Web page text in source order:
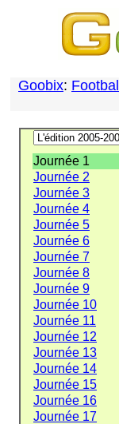
Goobix: Football
Journée 1
Journée 2
Journée 3
Journée 4
Journée 5
Journée 6
Journée 7
Journée 8
Journée 9
Journée 10
Journée 11
Journée 12
Journée 13
Journée 14
Journée 15
Journée 16
Journée 17